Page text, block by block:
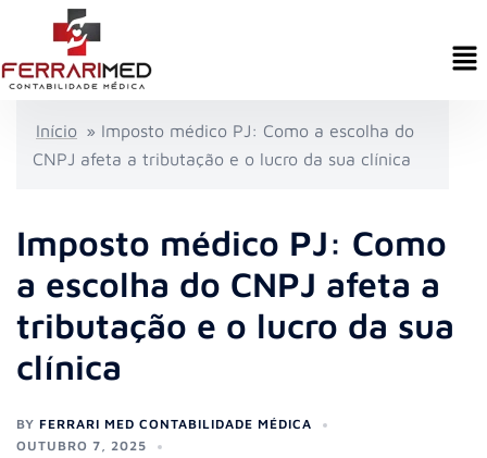
Início » Imposto médico PJ: Como a escolha do
CNPJ afeta a tributação e o lucro da sua clínica
Imposto médico PJ: Como
a escolha do CNPJ afeta a
tributação e o lucro da sua
clínica
BY FERRARI MED CONTABILIDADE MÉDICA
OUTUBRO 7, 2025